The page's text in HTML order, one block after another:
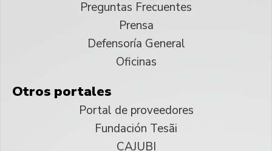
Preguntas Frecuentes
Prensa
Defensoría General
Oficinas
Otros portales
Portal de proveedores
Fundación Tesãi
CAJUBI